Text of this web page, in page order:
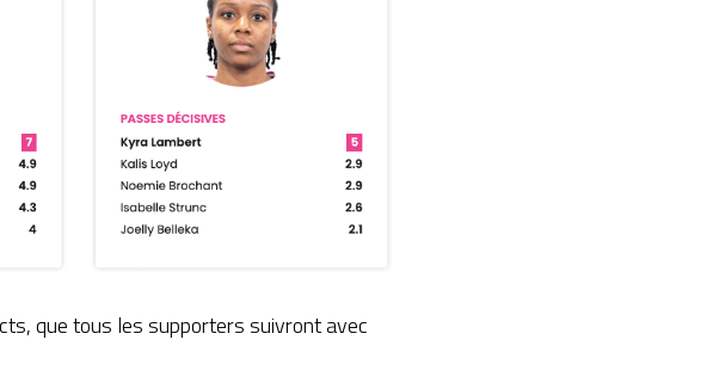
que tous les supporters suivront avec